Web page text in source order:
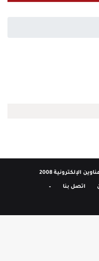
2008
اتصل بنا –